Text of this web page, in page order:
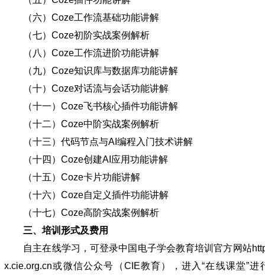
（六）Coze工作流基础功能讲解
（七）Coze初阶实战案例解析
（八）Coze工作流进阶功能讲解
（九）Coze知识库与数据库功能讲解
（十）Coze对话流与会话功能讲解
（十一）Coze飞书核心插件功能讲解
（十二）Coze中阶实战案例解析
（十三）代码节点与AI编程入门技术讲解
（十四）Coze创建AI应用功能讲解
（十五）Coze卡片功能讲解
（十六）Coze自定义插件功能讲解
（十七）Coze高阶实战案例解析
三、培训形式及费用
自主在线学习，可登录中国电子学会教育培训官方网站
x.cie.org.cn或微信公众号（CIE教育），进入“在线课堂”进